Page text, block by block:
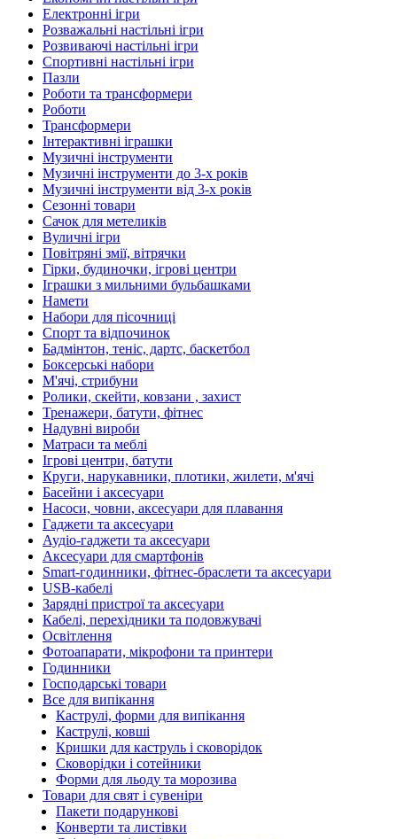
Електронні ігри
Розважальні настільні ігри
Розвиваючі настільні ігри
Спортивні настільні ігри
Пазли
Роботи та трансформери
Роботи
Трансформери
Інтерактивні іграшки
Музичні інструменти
Музичні інструменти до 3-х років
Музичні інструменти від 3-х років
Сезонні товари
Сачок для метеликів
Вуличні ігри
Повітряні змії, вітрячки
Гірки, будиночки, ігрові центри
Іграшки з мильними бульбашками
Намети
Набори для пісочниці
Спорт та відпочинок
Бадмінтон, теніс, дартс, баскетбол
Боксерські набори
М'ячі, стрибуни
Ролики, скейти, ковзани , захист
Тренажери, батути, фітнес
Надувні вироби
Матраси та меблі
Ігрові центри, батути
Круги, нарукавники, плотики, жилети, м'ячі
Басейни і аксесуари
Насоси, човни, аксесуари для плавання
Гаджети та аксесуари
Аудіо-гаджети та аксесуари
Аксесуари для смартфонів
Smart-годинники, фітнес-браслети та аксесуари
USB-кабелі
Зарядні пристрої та аксесуари
Кабелі, перехідники та подовжувачі
Освітлення
Фотоапарати, мікрофони та принтери
Годинники
Господарські товари
Все для випікання
Каструлі, форми для випікання
Каструлі, ковші
Кришки для каструль і сковорідок
Сковорідки і сотейники
Форми для льоду та морозива
Товари для свят і сувеніри
Пакети подарункові
Конверти та листівки